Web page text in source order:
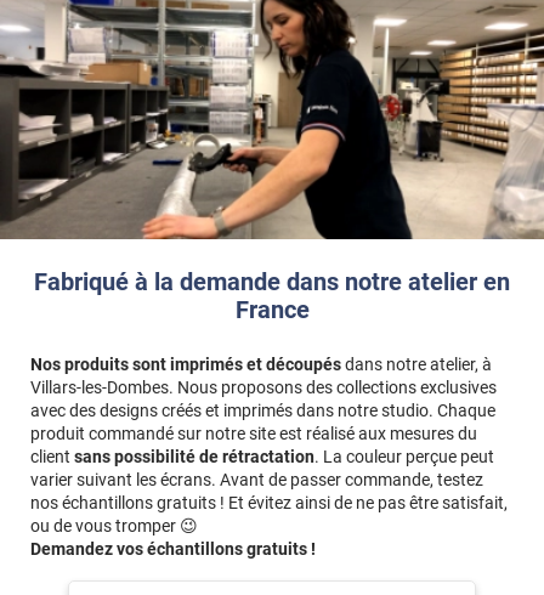
Fabriqué à la demande dans notre atelier en
France
Nos produits sont imprimés et découpésdans notre atelier, à
Villars-les-Dombes. Nous proposons des collections exclusives
avec des designs créés et imprimés dans notre studio. Chaque
produit commandé sur notre site est réalisé aux mesures du
client sans possibilité de rétractation. La couleur perçue peut
varier suivant les écrans. Avant de passer commande, testez
nos échantillons gratuits ! Et évitez ainsi de ne pas être satisfait,
ou de vous tromper 😉
Demandez vos échantillons gratuits !